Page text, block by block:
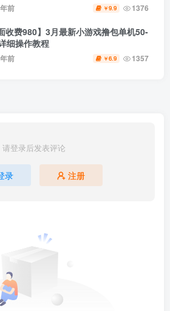
前 ￥9.9 1376
收费980】3月最新小游戏撸包单机50-
细操作教程
前 ￥6.9 1357
请登录后发表评论
录 注册